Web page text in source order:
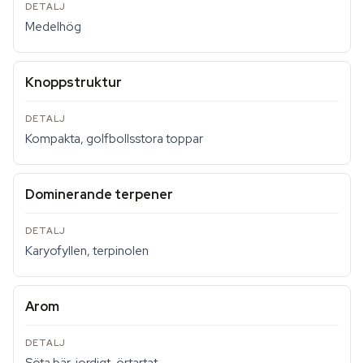
Medelhög
Knopp­struktur
Kompakta, golfbollsstora toppar
Dominerande terpener
Karyofyllen, terpinolen
Arom